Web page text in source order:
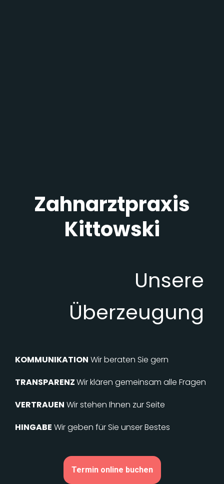
Zahnarztpraxis
Kittowski
Unsere
Überzeugung
KOMMUNIKATION Wir beraten Sie gern
TRANSPARENZWir klären gemeinsam alle Fragen
VERTRAUEN Wir stehen Ihnen zur Seite
HINGABE Wir geben für Sie unser Bestes
Termin online buchen